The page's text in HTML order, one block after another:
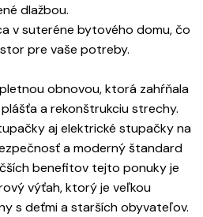
dlažbou.
v suteréne bytového domu, čo
pre vaše potreby.
obnovou, ktorá zahŕňala
a rekonštrukciu strechy.
aj elektrické stupačky na
a moderný štandard
benefitov tejto ponuky je
výťah, ktorý je veľkou
s deťmi a starších obyvateľov.